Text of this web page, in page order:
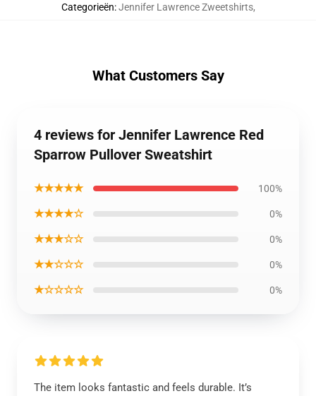
Categorieën:Jennifer Lawrence Zweetshirts,
What Customers Say
4 reviews for Jennifer Lawrence Red
Sparrow Pullover Sweatshirt
★★★★★ 100%
★★★★☆ 0%
★★★☆☆ 0%
★★☆☆☆ 0%
★☆☆☆☆ 0%
The item looks fantastic and feels durable. It’s